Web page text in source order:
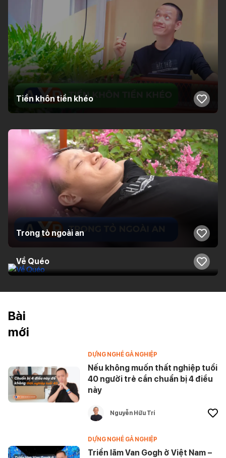
Tiền khôn tiền khéo
Trong tỏ ngoài an
Về Quéo
Bài
mới
DỰNG NGHỀ GẢ NGHIỆP
Nếu không muốn thất nghiệp tuổi
40 người trẻ cần chuẩn bị 4 điều
này
Nguyễn Hữu Trí
DỰNG NGHỀ GẢ NGHIỆP
Triển lãm Van Gogh ở Việt Nam –